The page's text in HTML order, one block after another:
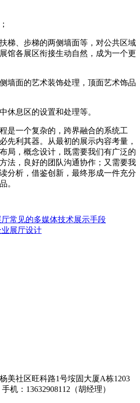
梯、步梯的两侧墙面等，对公共区域
馆各展区衔接生动自然，成为一个更
墙面的艺术装饰处理，顶面艺术饰品
休息区的设置和处理等。
是一个复杂的，跨界融合的系统工
先利其器。从最初的展示内容考量，
局，概念设计，既需要我们有广泛的
法，良好的团队沟通协作；又需要我
分析，借鉴创新，最终形成一件充分
。
厅常见的多媒体技术展示手段
展厅设计
美社区旺科路1号垵固大厦A栋1203
机：13632908112（胡经理）